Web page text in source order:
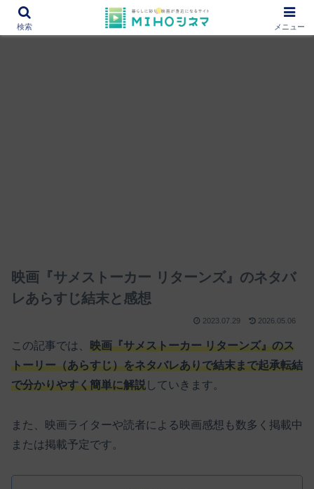
12000作品を紹介！あなたの映画図書館『MIHOシネマ』
映画『サメストーカー リターンズ』のネタバ
レあらすじ結末と感想
2023.07.29 2026.05.06
この記事では、 映画『サメストーカー リターンズ』のス
トーリー（あらすじ）をネタバレありで結末まで起承転結
で分かりやすく簡単に解説 していきます。
また、映画ライターや読者による映画感想も数多く掲載中
または掲載予定です。
検索 メニュー